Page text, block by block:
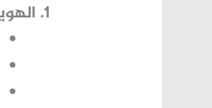
1. الهوية الرسمية والإقامة